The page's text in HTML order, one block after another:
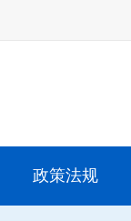
政策法规